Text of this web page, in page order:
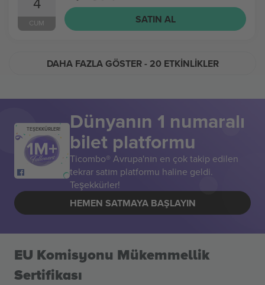
CUM
SATIN AL
DAHA FAZLA GÖSTER- 20 ETKINLIKLER
TEŞEKKÜRLER! Dünyanın 1 numaralı
bilet platformu
Ticombo® Avrupa'nın en çok takip edilen
tekrar satım platformu haline geldi.
Teşekkürler!
HEMEN SATMAYA BAŞLAYIN
EU Komisyonu Mükemmellik
Sertifikası